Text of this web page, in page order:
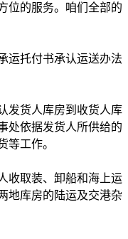
位的服务。咱们全部的
运托付书承认运送办法
发货人库房到收货人库
处依据发货人所供给的
等工作。
收取装、卸船和海上运
地库房的陆运及交港杂